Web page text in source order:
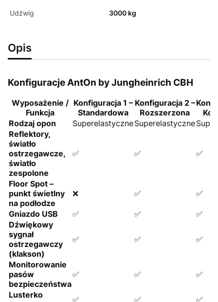
Udźwig 3000 kg
Opis
Konfiguracje AntOn by Jungheinrich CBH
Wyposażenie /
Funkcja
Konfiguracja 1 –
Standardowa
Konfiguracja 2 –
Rozszerzona
Rodzaj opon
SuperelastyczneSuperelastyczne
Reflektory,
światło
ostrzegawcze,
światło
zespolone
✅ ✅ ✅
Floor Spot –
punkt świetlny
na podłodze
❌ ✅ ✅
Gniazdo USB ✅ ✅
✅
Dźwiękowy
sygnał
ostrzegawczy
(klakson)
✅ ✅ ✅
Monitorowanie
pasów
bezpieczeństwa
✅ ✅ ✅
Lusterko
✅ ✅ ✅